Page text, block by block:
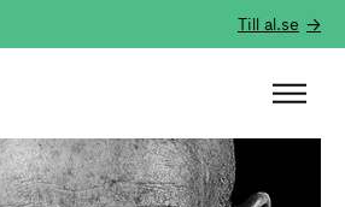
Till al.se